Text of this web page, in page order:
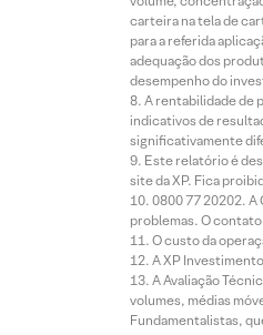
carteira na tela de
para a referida
adequação dos
desempenho do
A rentabilidade de
indicativos de
significativamente
Este relatório é
site da XP. Fica
0800 77 20202. A
problemas. O
O custo da
A XP
A Avaliação
volumes, médias
Fundamentalistas,